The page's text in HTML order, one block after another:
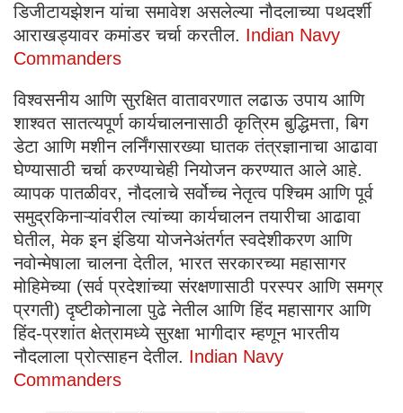
डिजीटायझेशन यांचा समावेश असलेल्या नौदलाच्या पथदर्शी
आराखड्यावर कमांडर चर्चा करतील. Indian Navy
Commanders
विश्वसनीय आणि सुरक्षित वातावरणात लढाऊ उपाय आणि
शाश्वत सातत्यपूर्ण कार्यचालनासाठी कृत्रिम बुद्धिमत्ता, बिग
डेटा आणि मशीन लर्निंगसारख्या घातक तंत्रज्ञानाचा आढावा
घेण्यासाठी चर्चा करण्याचेही नियोजन करण्यात आले आहे.
व्यापक पातळीवर, नौदलाचे सर्वोच्च नेतृत्व पश्चिम आणि पूर्व
समुद्रकिनाऱ्यांवरील त्यांच्या कार्यचालन तयारीचा आढावा
घेतील, मेक इन इंडिया योजनेअंतर्गत स्वदेशीकरण आणि
नवोन्मेषाला चालना देतील, भारत सरकारच्या महासागर
मोहिमेच्या (सर्व प्रदेशांच्या संरक्षणासाठी परस्पर आणि समग्र
प्रगती) दृष्टीकोनाला पुढे नेतील आणि हिंद महासागर आणि
हिंद-प्रशांत क्षेत्रामध्ये सुरक्षा भागीदार म्हणून भारतीय
नौदलाला प्रोत्साहन देतील. Indian Navy
Commanders